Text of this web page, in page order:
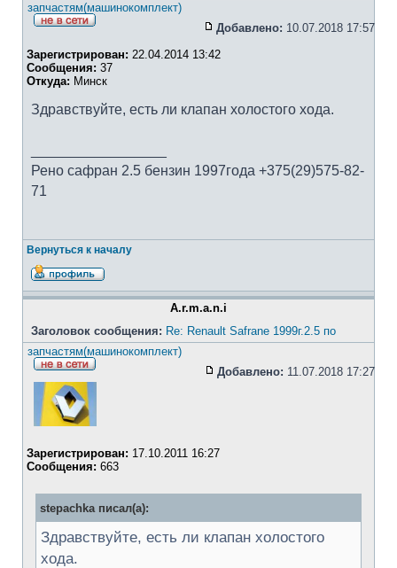
запчастям(машинокомплект)
Добавлено: 10.07.2018 17:57
Зарегистрирован: 22.04.2014 13:42
Сообщения: 37
Откуда: Минск
Здравствуйте, есть ли клапан холостого хода.
Рено сафран 2.5 бензин 1997года +375(29)575-82-
71
Вернуться к началу
A.r.m.a.n.i
Заголовок сообщения: Re: Renault Safrane 1999г.2.5 по
запчастям(машинокомплект)
Добавлено: 11.07.2018 17:27
Зарегистрирован: 17.10.2011 16:27
Сообщения: 663
stepachka писал(а):
Здравствуйте, есть ли клапан холостого
хода.